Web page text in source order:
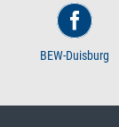
BEW-Duisburg